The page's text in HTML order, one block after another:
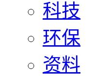
科技
环保
资料